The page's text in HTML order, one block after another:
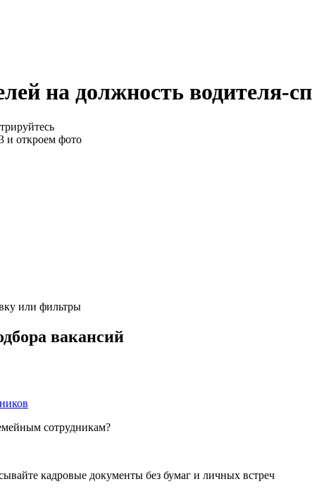
на должность водителя-
и откроем фото
или фильтры
вакансий
сотрудникам?
кадровые документы без бумаг и личных встреч